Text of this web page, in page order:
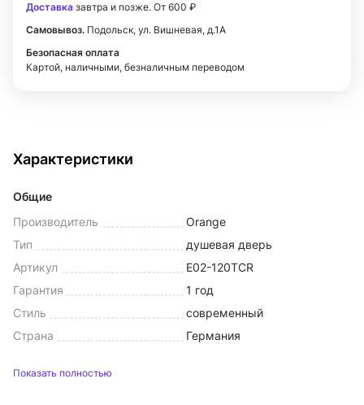
Доставка завтра и позже. От 600 ₽
Самовывоз. Подольск, ул. Вишневая, д.1А
Безопасная оплата
Картой, наличными, безналичным переводом
Характеристики
Общие
Производитель
Orange
Тип
душевая дверь
Артикул
E02-120TCR
Гарантия
1 год
Стиль
современный
Страна
Германия
Показать полностью